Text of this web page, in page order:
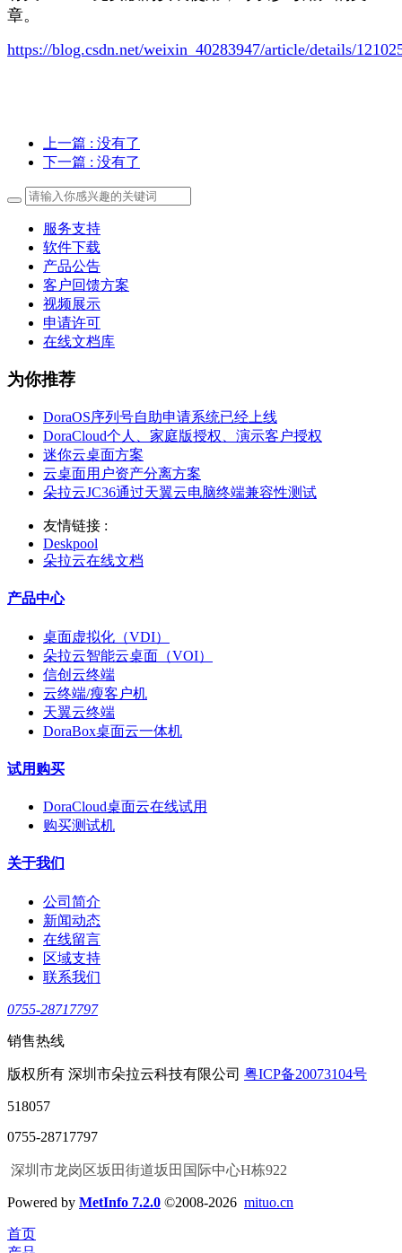
章。
https://blog.csdn.net/weixin_40283947/article/details/
上一篇 : 没有了
下一篇 : 没有了
服务支持
软件下载
产品公告
客户回馈方案
视频展示
申请许可
在线文档库
为你推荐
DoraOS序列号自助申请系统已经上线
DoraCloud个人、家庭版授权、演示客户授权
迷你云桌面方案
云桌面用户资产分离方案
朵拉云JC36通过天翼云电脑终端兼容性测试
友情链接 :
Deskpool
朵拉云在线文档
产品中心
桌面虚拟化（VDI）
朵拉云智能云桌面（VOI）
信创云终端
云终端/瘦客户机
天翼云终端
DoraBox桌面云一体机
试用购买
DoraCloud桌面云在线试用
购买测试机
关于我们
公司简介
新闻动态
在线留言
区域支持
联系我们
0755-28717797
销售热线
版权所有 深圳市朵拉云科技有限公司 粤ICP备20073104号
518057
0755-28717797
深圳市龙岗区坂田街道坂田国际中心H栋922
Powered by MetInfo 7.2.0 ©2008-2026 mituo.cn
首页